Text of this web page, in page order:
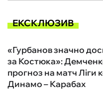
ЕКСКЛЮЗИВ
«Гурбанов значно
за Костюка»:
прогноз на матч Ліги
Динамо – Карабах